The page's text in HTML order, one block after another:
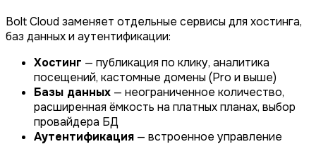
Bolt Cloud заменяет отдельные сервисы для хостинга,
баз данных и аутентификации:
Хостинг — публикация по клику, аналитика
посещений, кастомные домены (Pro и выше)
Базы данных — неограниченное количество,
расширенная ёмкость на платных планах, выбор
провайдера БД
Аутентификация — встроенное управление